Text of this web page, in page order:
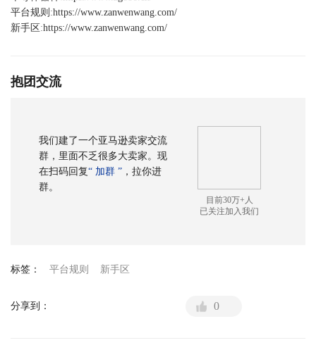
平台规则 :https://www.zanwenwang.com/
新手区 :https://www.zanwenwang.com/
抱团交流
我们建了一个亚马逊卖家交流
群，里面不乏很多大卖家。现
在扫码回复“ 加群 ” ，拉你进
群。
目前30万+人
已关注加入我们
标签： 平台规则 新手区
分享到： 0